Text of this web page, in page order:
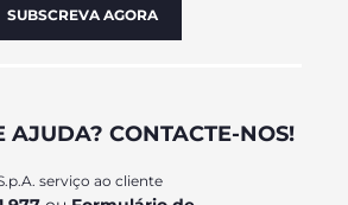
SUBSCREVA AGORA
AJUDA? CONTACTE-NOS!
serviço ao cliente